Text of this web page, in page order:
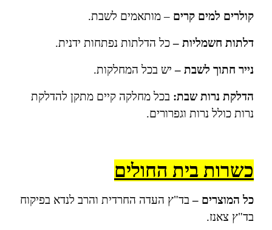
קולרים למים קרים– מותאמים לשבת.
דלתות חשמליות –כל הדלתות נפתחות ידנית.
נייר חתוך לשבת – יש בכל המחלקות.
הדלקת נרות שבת: בכל מחלקה קיים מתקן להדלקת
נרות כולל נרות וגפרורים.
כשרות בית החולים
כל המוצרים –בד"ץ העדה החרדית והרב לנדא בפיקוח
בד"ץ צאנז.